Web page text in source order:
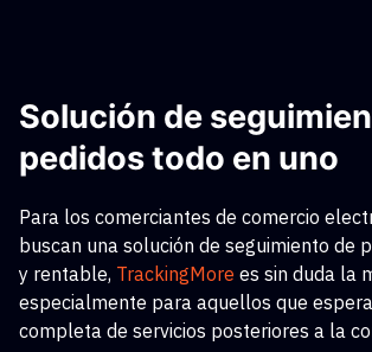
Solución de
pedidos todo en uno
Para los comerciantes de comercio
buscan una solución de seguimiento de
y rentable, TrackingMore es sin duda la
especialmente para aquellos que
completa de servicios posteriores a la